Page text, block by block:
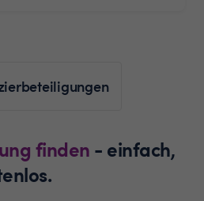
finden - einfach,